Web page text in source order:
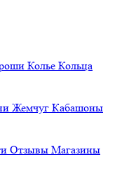
Колье Кольца
Жемчуг Кабашоны
Отзывы Магазины